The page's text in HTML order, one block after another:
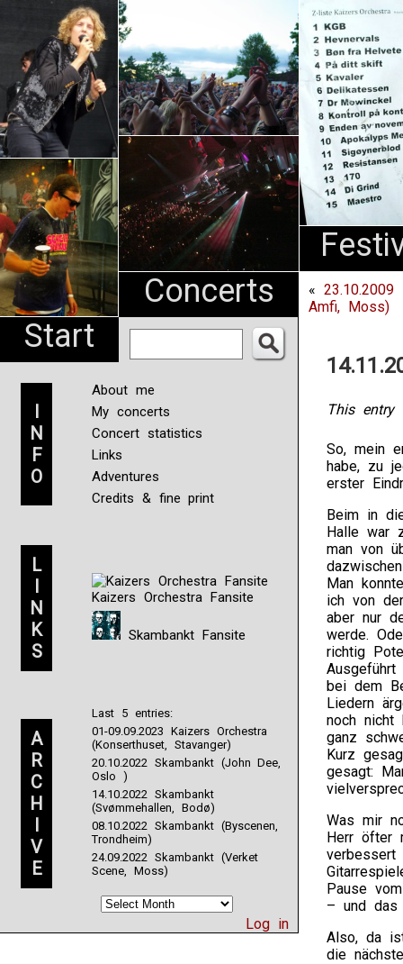
Start
Concerts
Pharma
NL
I
N
F
O
About me
My concerts
Concert statistics
Links
Adventures
Credits & fine print
L
I
N
K
S
Kaizers Orchestra Fansite
Skambankt Fansite
A
R
C
H
I
V
E
Last 5 entries:
01-09.09.2023 Kaizers Orchestra
(Konserthuset, Stavanger)
20.10.2022 Skambankt (John Dee,
Oslo )
14.10.2022 Skambankt
(Svømmehallen, Bodø)
08.10.2022 Skambankt (Byscenen,
Trondheim)
24.09.2022 Skambankt (Verket
Scene, Moss)
Log in
«
Amfi, Moss)
This entry
So, mein
habe, zu
erster
Beim in
Halle war
man von
Man
ich von
aber nur
werde.
richtig
bei dem
Liedern
noch nicht
ganz
Kurz
gesagt:
Was mir
Herr öfter
Pause
– und das
Also, da
die